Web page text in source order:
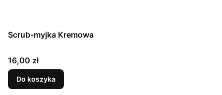
Scrub-myjka Kremowa
Cena
16,00 zł
Do koszyka